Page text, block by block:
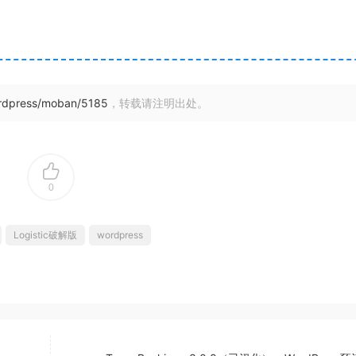
moban/5185 ，转载请注明出处。
0
Logistic破解版 wordpress